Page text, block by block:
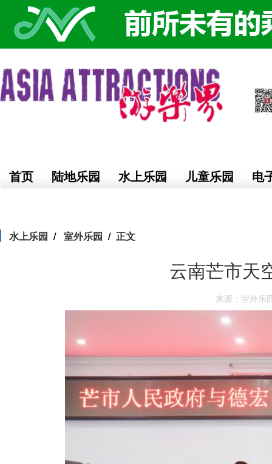
首页 陆地乐园 水上乐园 儿童乐园 电
水上乐园 室外乐园 正文
云南芒市天
来源：室外乐